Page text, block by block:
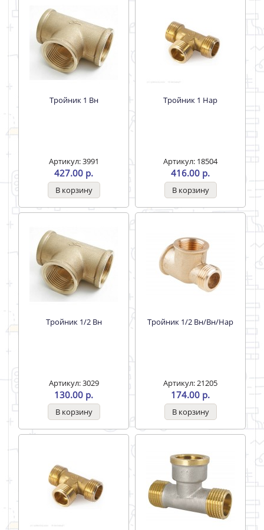
Тройник 1 Вн
Артикул: 3991
427.00 р.
Тройник 1 Нар
Артикул: 18504
416.00 р.
Тройник 1/2 Вн
Артикул: 3029
130.00 р.
Тройник 1/2 Вн/Вн/Нар
Артикул: 21205
174.00 р.